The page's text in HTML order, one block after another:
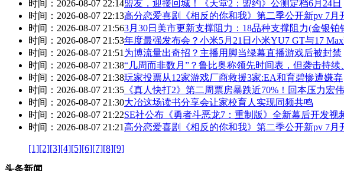
时间：2026-08-07 22:14盟友，迎接回城！《天堂2：盟约》公测定档6月24日
时间：2026-08-07 22:13高分恋爱喜剧《相反的你和我》第二季公开新pv 7月
时间：2026-08-07 21:563月30日美市更新支撑阻力：18品种支撑阻力(金银
时间：2026-08-07 21:53年度最强发布会？小米5月21日小米YU7 GT与17
时间：2026-08-07 21:51 为博流量出奇招？主播用脚当绿幕直播游戏后被封禁
时间：2026-08-07 21:38“几周而非数月”？鲁比奥称领先时间表，但袭击持续
时间：2026-08-07 21:38玩家投票从12家游戏厂商救援3家:EA和育碧惨遭嫌弃
时间：2026-08-07 21:35 《真人快打2》第二周票房暴跌近70%！回本压力宏伟
时间：2026-08-07 21:30大冶这场读书分享会让家校育人实现同频共鸣
时间：2026-08-07 21:22SE社公布《勇者斗恶龙7：重制版》全新幕后开发视
时间：2026-08-07 21:21高分恋爱喜剧《相反的你和我》第二季公开新pv 7月
[1][2][3][4][5][6][7][8][9]
头条新闻